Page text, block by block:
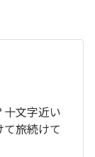
文字近い
旅続けて